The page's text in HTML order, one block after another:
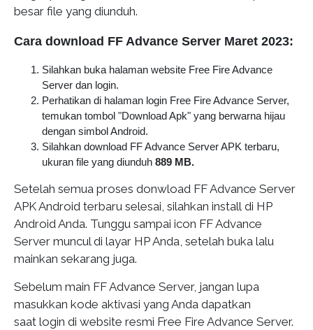
besar file yang diunduh.
Cara download FF Advance Server Maret 2023:
Silahkan buka halaman website Free Fire Advance
Server dan login.
Perhatikan di halaman login Free Fire Advance Server,
temukan tombol "Download Apk" yang berwarna hijau
dengan simbol Android.
Silahkan download FF Advance Server APK terbaru,
ukuran file yang diunduh 889 MB.
Setelah semua proses donwload FF Advance Server
APK Android terbaru selesai, silahkan install di HP
Android Anda. Tunggu sampai icon FF Advance
Server muncul di layar HP Anda, setelah buka lalu
mainkan sekarang juga.
Sebelum main FF Advance Server, jangan lupa
masukkan kode aktivasi yang Anda dapatkan
saat login di website resmi Free Fire Advance Server.